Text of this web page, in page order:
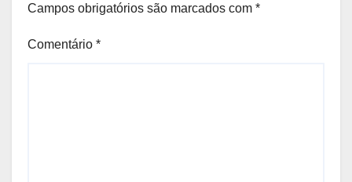
Campos obrigatórios são marcados com *
Comentário *